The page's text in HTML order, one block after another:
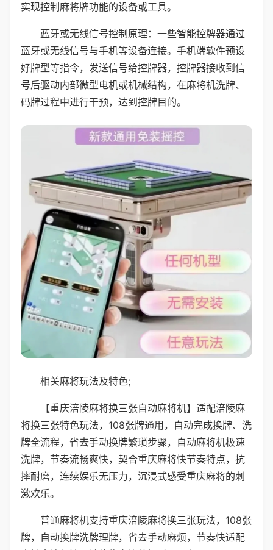
实现控制麻将牌功能的设备或工具。
蓝牙或无线信号控制原理：一些智能控牌器通过
蓝牙或无线信号与手机等设备连接。手机端软件预设
好牌型等指令，发送信号给控牌器，控牌器接收到信
号后驱动内部微型电机或机械结构，在麻将机洗牌、
码牌过程中进行干预，达到控牌目的。
相关麻将玩法及特色;
【重庆涪陵麻将换三张自动麻将机】适配涪陵麻
将换三张特色玩法，108张牌通用，自动完成换牌、洗
牌全流程，省去手动换牌繁琐步骤，自动麻将机极速
洗牌，节奏流畅爽快，契合重庆麻将快节奏特点，抗
摔耐磨，连续娱乐无压力，沉浸式感受重庆麻将的刺
激欢乐。
普通麻将机支持重庆涪陵麻将换三张玩法，108张
牌，自动换牌洗牌理牌，省去手动麻烦，节奏快适配